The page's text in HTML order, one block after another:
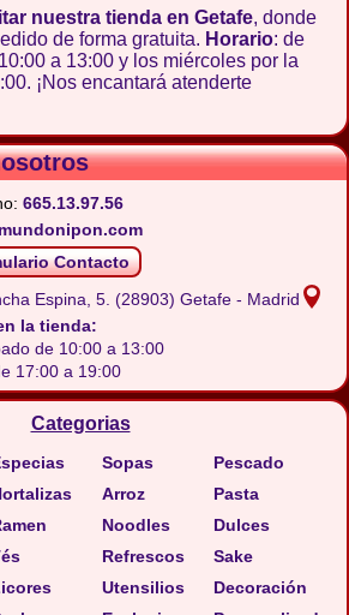
nuestra tienda en Getafe, donde
de forma gratuita. Horario: de
a 13:00 y los miércoles por la
¡Nos encantará atenderte
665.13.97.56
Contacto
Espina, 5. (28903) Getafe - Madrid
la tienda:
de 10:00 a 13:00
17:00 a 19:00
Categorias
Sopas
Arroz
Noodles
Refrescos
Utensilios
Pescado
Pasta
Dulces
Sake
Decoración